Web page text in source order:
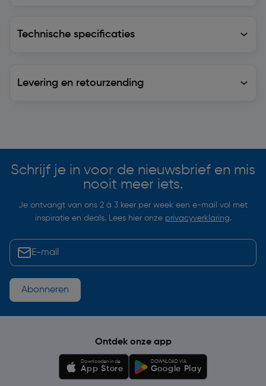
Technische specificaties
Levering en retourzending
Schrijf je in voor de nieuwsbrief en mis
nooit meer iets.
Je ontvangt van ons 2 à 3 keer per week een e-mail vol met
inspiratie en deals. Lees hier onze privacyverklaring.
Abonneren
Ontdek onze app
Downloaden in de
App Store
DOWNLOAD VIA
Google Play